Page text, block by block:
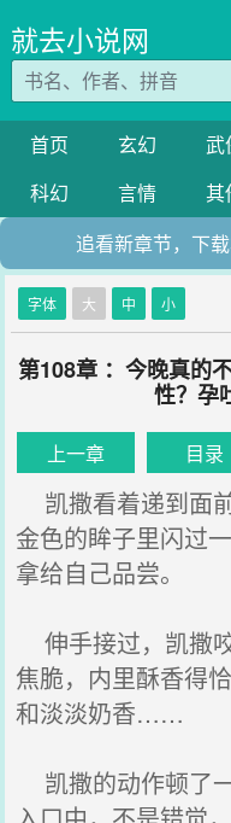
就去小说网
首页 玄幻 武
科幻
言情 其
追看新章节，下
字体 大 中 小
第108章 ：今晚真的
性？孕
上一章 目录
凯撒看着递到面
金色的眸子里闪过
拿给自己品尝。
伸手接过，凯撒
焦脆，内里酥香得
和淡淡奶香……
凯撒的动作顿了